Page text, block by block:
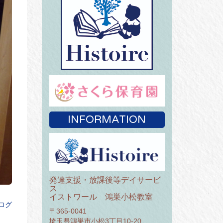
グ
INFORMATION
発達支援・放課後等デイサービ
ス
イストワール 鴻巣小松教室
〒365-0041
埼玉県鴻巣市小松3丁目10-20